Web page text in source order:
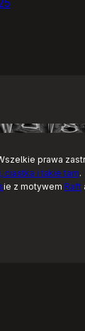
–
Linuksa
prawa
ciastka i takie tam.
ie z motywem Raft